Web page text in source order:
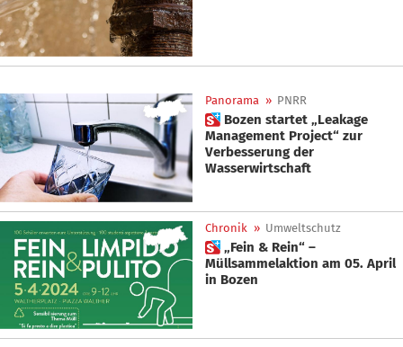
Panorama » PNRR
 Bozen startet „Leakage
Management Project“ zur
Verbesserung der
Wasserwirtschaft
Chronik » Umweltschutz
 „Fein & Rein“ –
Müllsammelaktion am 05. April
in Bozen